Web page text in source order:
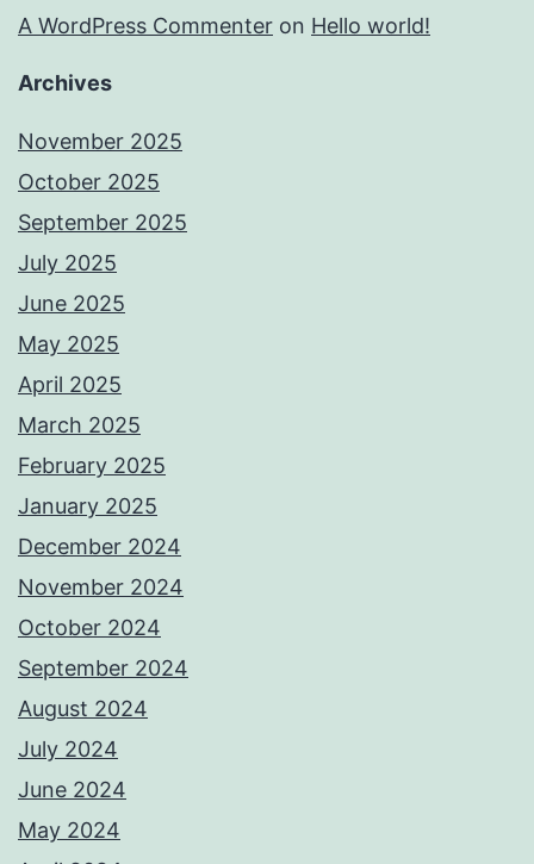
A WordPress Commenter on Hello world!
Archives
November 2025
October 2025
September 2025
July 2025
June 2025
May 2025
April 2025
March 2025
February 2025
January 2025
December 2024
November 2024
October 2024
September 2024
August 2024
July 2024
June 2024
May 2024